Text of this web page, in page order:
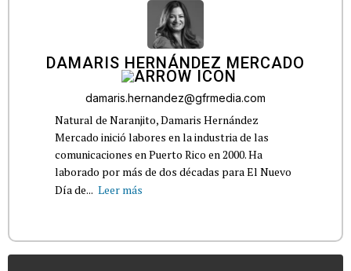
DAMARIS HERNÁNDEZ MERCADO
damaris.hernandez@gfrmedia.com
Natural de Naranjito, Damaris Hernández
Mercado inició labores en la industria de las
comunicaciones en Puerto Rico en 2000. Ha
laborado por más de dos décadas para El Nuevo
Día de... Leer más